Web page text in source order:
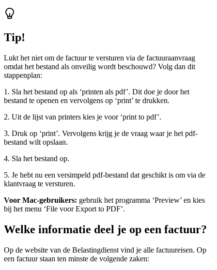
Tip!
Lukt het niet om de factuur te versturen via de factuuraanvraag
omdat het bestand als onveilig wordt beschouwd? Volg dan dit
stappenplan:
1. Sla het bestand op als ‘printen als pdf’. Dit doe je door het
bestand te openen en vervolgens op ‘print’ te drukken.
2. Uit de lijst van printers kies je voor ‘print to pdf’.
3. Druk op ‘print’. Vervolgens krijg je de vraag waar je het pdf-
bestand wilt opslaan.
4. Sla het bestand op.
5. Je hebt nu een versimpeld pdf-bestand dat geschikt is om via de
klantvraag te versturen.
Voor Mac-gebruikers: gebruik het programma ‘Preview’ en kies
bij het menu ‘File voor Export to PDF’.
Welke informatie deel je op een factuur?
Op de website van de Belastingdienst vind je alle factuureisen. Op
een factuur staan ten minste de volgende zaken: